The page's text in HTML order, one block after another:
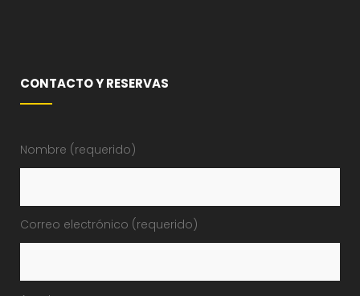
CONTACTO Y RESERVAS
Nombre (requerido)
Correo electrónico (requerido)